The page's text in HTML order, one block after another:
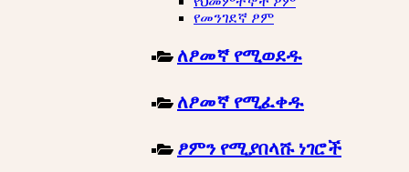
የመንገደኛ ፆም
ለፆመኛ የሚወደዱ
ለፆመኛ የሚፈቀዱ
ፆምን የሚያበላሹ ነገሮች